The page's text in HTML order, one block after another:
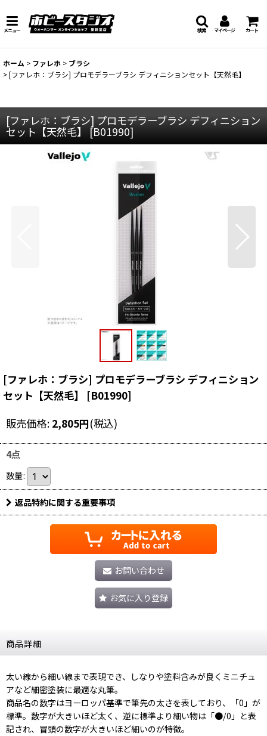
メニュー マイページ カート
検索
ホーム > ファレホ > ブラシ
>[ファレホ：ブラシ] プロモデラーブラシ デフィニションセット【天然毛】
[ファレホ：ブラシ] プロモデラーブラシ デフィニション
セット【天然毛】 [B01990]
[ファレホ：ブラシ] プロモデラーブラシ デフィニション
セット【天然毛】
[B01990]
販売価格: 2,805円(税込)
4点
数量:
返品特約に関する重要事項
お問い合わせ
お気に入り登録
商品詳細
太い線から細い線まで表現でき、しなりや塗料含みが良くミニチュ
アなど細密塗装に最適な丸筆。
商品名の数字はヨーロッパ基準で筆先の太さを表しており、「0」が
標準。数字が大きいほど太く、逆に標準より細い物は「●/0」と表
記され、冒頭の数字が大きいほど細いのが特徴。